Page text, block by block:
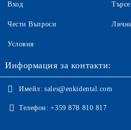
Вход
Чести Въпроси
Условия
Информация за контакти:
Имейл: sales@enkidental.com
Телефон: +359 878 810 817